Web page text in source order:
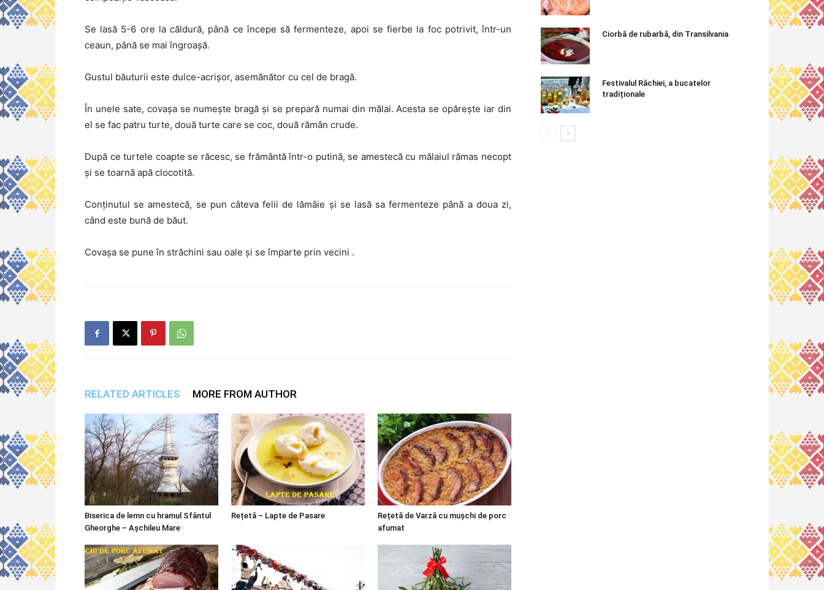
Se lasă 5-6 ore la căldură, până ce începe să fermenteze, apoi se fierbe la foc potrivit, într-un
ceaun, până se mai îngroașă.
Gustul băuturii este dulce-acrișor, asemănător cu cel de bragă.
În unele sate, covașa se numește bragă și se prepară numai din mălai. Acesta se opărește iar din
el se fac patru turte, două turte care se coc, două rămân crude.
După ce turtele coapte se răcesc, se frământă într-o putină, se amestecă cu mălaiul rămas necopt
și se toarnă apă clocotită.
Conținutul se amestecă, se pun câteva felii de lămâie și se lasă sa fermenteze până a doua zi,
când este bună de băut.
Covașa se pune în străchini sau oale și se împarte prin vecini .
RELATED ARTICLES MORE FROM AUTHOR
Biserica de lemn cu hramul Sfântul
Gheorghe – Așchileu Mare
Rețetă – Lapte de Pasare
Rețetă de Varză cu mușchi de porc
afumat
Ciorbă de rubarbă, din Transilvania
Festivalul Răchiei, a bucatelor
tradiționale